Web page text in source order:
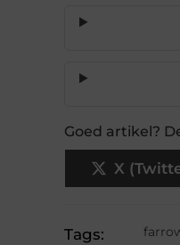
Goed artikel?
X
Tags: